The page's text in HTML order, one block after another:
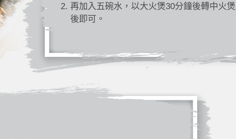
再加入五碗水，以大火煲30分鐘後轉中火
後即可。